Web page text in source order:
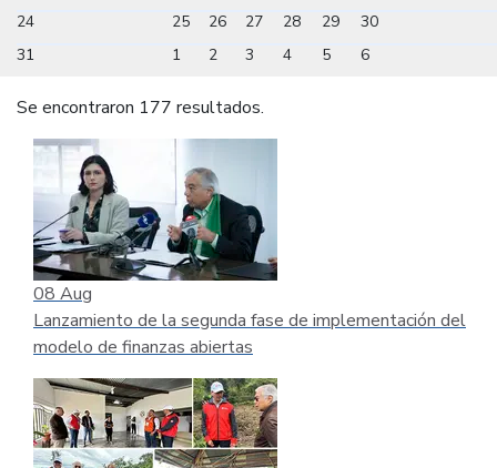
24
25 26 27 28 29
30
31
1 2 3 4 5 6
Se encontraron 177 resultados.
08 Aug
Lanzamiento de la segunda fase de implementación del
modelo de finanzas abiertas